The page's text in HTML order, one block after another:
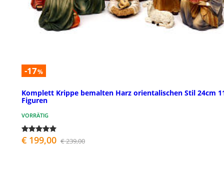
-17%
Komplett Krippe bemalten Harz orientalischen Stil 24cm
Figuren
VORRÄTIG
€ 199,00 € 239,00